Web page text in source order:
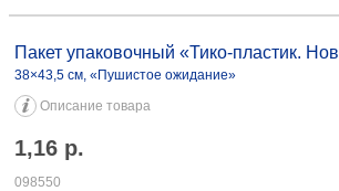
Пакет упаковочный «Тико-пластик.
38×43,5 см, «Пушистое ожидание»
Описание товара
1,16 р.
098550